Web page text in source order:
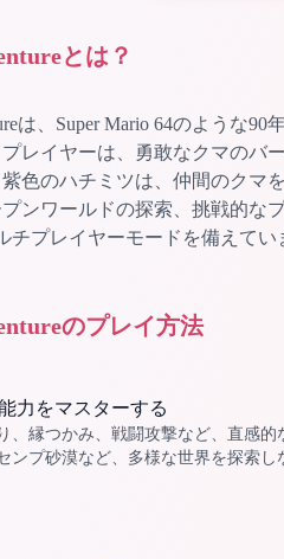
とは？
は、Super Mario 64のような
レイヤーは、勇敢なクマのバ
色のハチミツは、仲間のクマ
ンワールドの探索、挑戦的な
チプレイヤーモードを備えてい
のプレイ方法
力をマスターする
、縁つかみ、戦闘攻撃など、直感
ンプ砂漠など、多様な世界を探索